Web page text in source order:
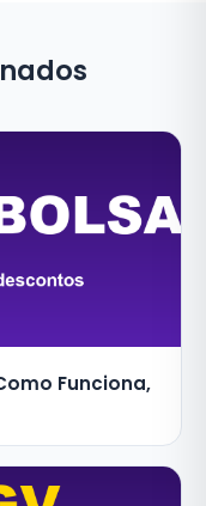
Funciona,